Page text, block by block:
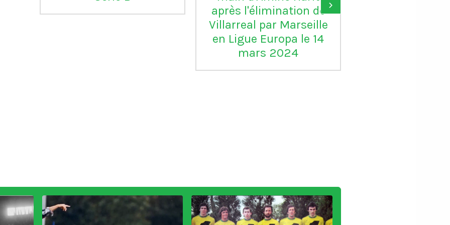
après l'élimination de
Villarreal par Marseille
en Ligue Europa le 14
mars 2024
›